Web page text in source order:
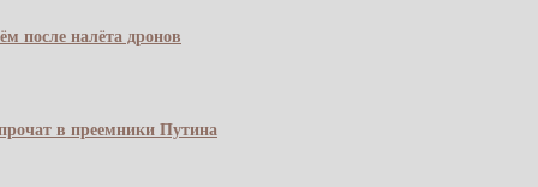
после налёта дронов
в преемники Путина